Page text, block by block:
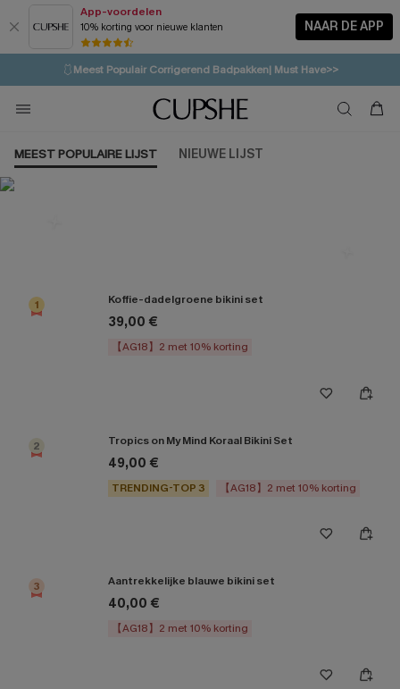
App-voordelen
10% korting voor nieuwe klanten NAAR DE APP
⚡️LAATSTE KANS | Tot 50% korting>>
🩱Meest Populair Corrigerend Badpakken| Must Have>>
💌Abonneer je & ontvang tot 15% korting>>
Koop 3, krijg 15% korting | CODE: SW15
MEEST POPULAIRE LIJST NIEUWE LIJST
1 Koffie-dadelgroene bikini set
39,00 €
【AG18】2 met 10% korting
2 Tropics on My Mind Koraal Bikini Set
49,00 €
TRENDING-TOP 3 【AG18】2 met 10% korting
3 Aantrekkelijke blauwe bikini set
40,00 €
【AG18】2 met 10% korting